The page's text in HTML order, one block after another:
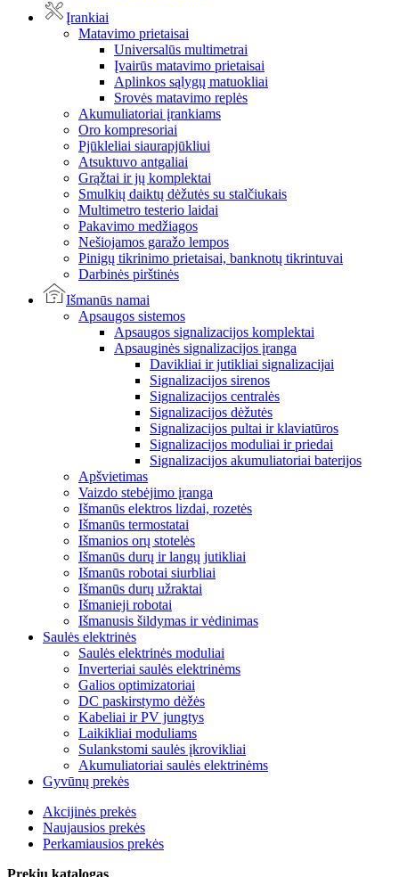
Įrankiai
Matavimo prietaisai
Universalūs multimetrai
Įvairūs matavimo prietaisai
Aplinkos sąlygų matuokliai
Srovės matavimo replės
Akumuliatoriai įrankiams
Oro kompresoriai
Pjūkleliai siaurapjūkliui
Atsuktuvo antgaliai
Grąžtai ir jų komplektai
Smulkių daiktų dėžutės su stalčiukais
Multimetro testerio laidai
Pakavimo medžiagos
Nešiojamos garažo lempos
Pinigų tikrinimo prietaisai, banknotų tikrintuvai
Darbinės pirštinės
Išmanūs namai
Apsaugos sistemos
Apsaugos signalizacijos komplektai
Apsauginės signalizacijos įranga
Davikliai ir jutikliai signalizacijai
Signalizacijos sirenos
Signalizacijos centralės
Signalizacijos dėžutės
Signalizacijos pultai ir klaviatūros
Signalizacijos moduliai ir priedai
Signalizacijos akumuliatoriai baterijos
Apšvietimas
Vaizdo stebėjimo įranga
Išmanūs elektros lizdai, rozetės
Išmanūs termostatai
Išmanios orų stotelės
Išmanūs durų ir langų jutikliai
Išmanūs robotai siurbliai
Išmanūs durų užraktai
Išmanieji robotai
Išmanusis šildymas ir vėdinimas
Saulės elektrinės
Saulės elektrinės moduliai
Inverteriai saulės elektrinėms
Galios optimizatoriai
DC paskirstymo dėžės
Kabeliai ir PV jungtys
Laikikliai moduliams
Sulankstomi saulės įkrovikliai
Akumuliatoriai saulės elektrinėms
Gyvūnų prekės
Akcijinės prekės
Naujausios prekės
Perkamiausios prekės
Prekių katalogas